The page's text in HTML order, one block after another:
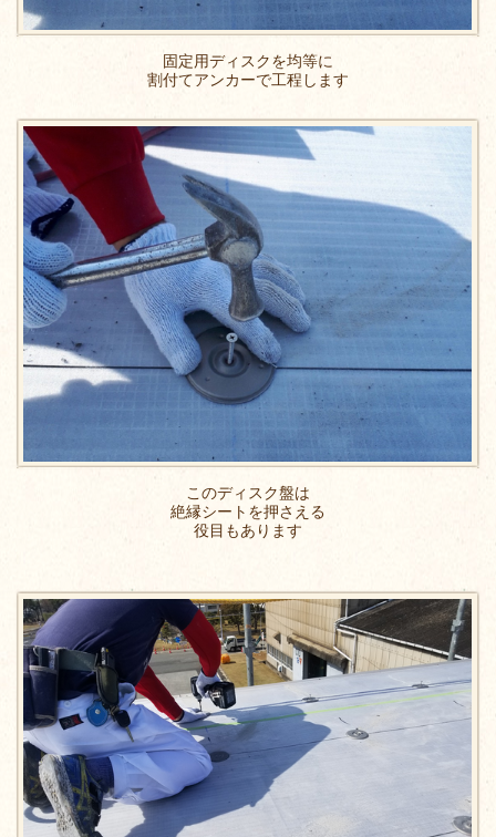
固定用ディスクを均等に
割付てアンカーで工程します
このディスク盤は
絶縁シートを押さえる
役目もあります